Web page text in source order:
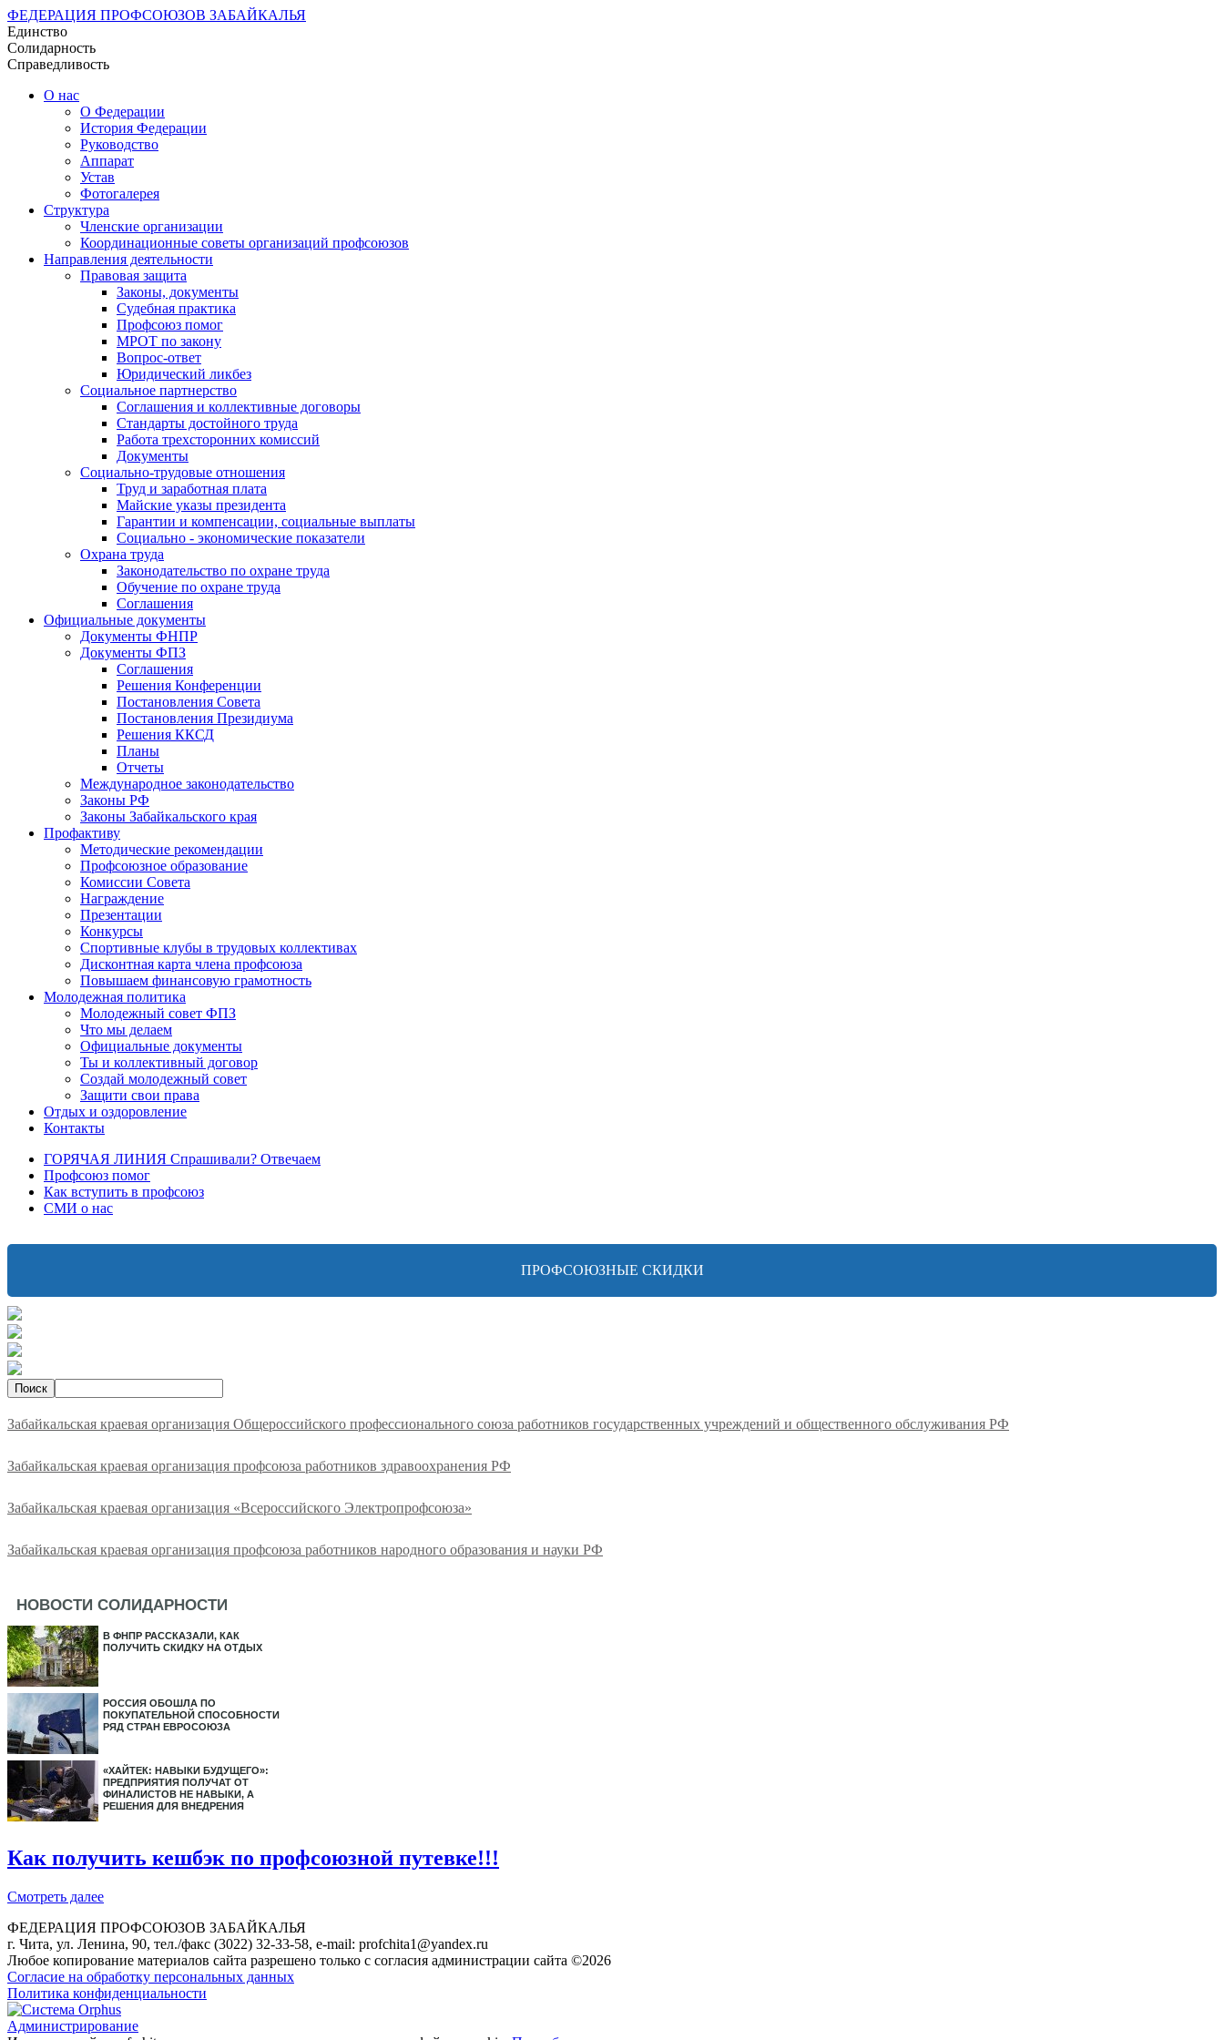
ФЕДЕРАЦИЯ ПРОФСОЮЗОВ ЗАБАЙКАЛЬЯ
Единство
Солидарность
Справедливость
О нас
О Федерации
История Федерации
Руководство
Аппарат
Устав
Фотогалерея
Структура
Членские организации
Координационные советы организаций профсоюзов
Направления деятельности
Правовая защита
Законы, документы
Судебная практика
Профсоюз помог
МРОТ по закону
Вопрос-ответ
Юридический ликбез
Социальное партнерство
Соглашения и коллективные договоры
Стандарты достойного труда
Работа трехсторонних комиссий
Документы
Социально-трудовые отношения
Труд и заработная плата
Майские указы президента
Гарантии и компенсации, социальные выплаты
Социально - экономические показатели
Охрана труда
Законодательство по охране труда
Обучение по охране труда
Соглашения
Официальные документы
Документы ФНПР
Документы ФПЗ
Соглашения
Решения Конференции
Постановления Совета
Постановления Президиума
Решения ККСД
Планы
Отчеты
Международное законодательство
Законы РФ
Законы Забайкальского края
Профактиву
Методические рекомендации
Профсоюзное образование
Комиссии Совета
Награждение
Презентации
Конкурсы
Спортивные клубы в трудовых коллективах
Дисконтная карта члена профсоюза
Повышаем финансовую грамотность
Молодежная политика
Молодежный совет ФПЗ
Что мы делаем
Официальные документы
Ты и коллективный договор
Создай молодежный совет
Защити свои права
Отдых и оздоровление
Контакты
ГОРЯЧАЯ ЛИНИЯ Спрашивали? Отвечаем
Профсоюз помог
Как вступить в профсоюз
СМИ о нас
ПРОФСОЮЗНЫЕ СКИДКИ
Забайкальская краевая организация Общероссийского профессионального союза работников государственных учреждений и общественного обслуживания РФ
Забайкальская краевая организация профсоюза работников здравоохранения РФ
Забайкальская краевая организация «Всероссийского Электропрофсоюза»
Забайкальская краевая организация профсоюза работников народного образования и науки РФ
НОВОСТИ СОЛИДАРНОСТИ
В ФНПР РАССКАЗАЛИ, КАК
ПОЛУЧИТЬ СКИДКУ НА ОТДЫХ
РОССИЯ ОБОШЛА ПО
ПОКУПАТЕЛЬНОЙ СПОСОБНОСТИ
РЯД СТРАН ЕВРОСОЮЗА
«ХАЙТЕК: НАВЫКИ БУДУЩЕГО»:
ПРЕДПРИЯТИЯ ПОЛУЧАТ ОТ
ФИНАЛИСТОВ НЕ НАВЫКИ, А
РЕШЕНИЯ ДЛЯ ВНЕДРЕНИЯ
Как получить кешбэк по профсоюзной путевке!!!
Смотреть далее
ФЕДЕРАЦИЯ ПРОФСОЮЗОВ ЗАБАЙКАЛЬЯ
г. Чита, ул. Ленина, 90, тел./факс (3022) 32-33-58, e-mail: profchita1@yandex.ru
Любое копирование материалов сайта разрешено только с согласия администрации сайта ©2026
Согласие на обработку персональных данных
Политика конфиденциальности
Администрирование